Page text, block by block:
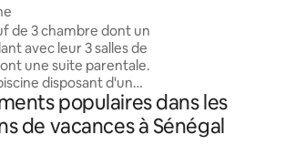
avec leur 3 salles de
une suite parentale.
disposant d'un
immergé, ainsi que des
grand séjour avec sa
équipée.Villa
populaires dans les
de vacances à Sénégal